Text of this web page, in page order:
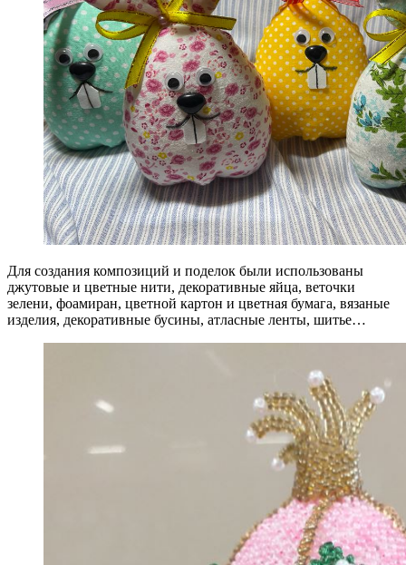
Для создания композиций и поделок были использованы
джутовые и цветные нити, декоративные яйца, веточки
зелени, фоамиран, цветной картон и цветная бумага, вязаные
изделия, декоративные бусины, атласные ленты, шитье…